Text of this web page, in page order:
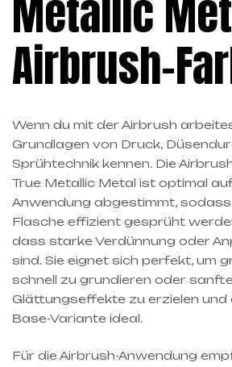
Metallic
Airbrush-
Wenn du mit der Airbrush
Grundlagen von Druck,
Sprühtechnik kennen. Die
True Metallic Metal ist optimal
Anwendung abgestimmt,
Flasche effizient gesprüht
dass starke Verdünnung oder
sind. Sie eignet sich perfekt, um
schnell zu grundieren oder sanfte
Glättungseffekte zu erzielen
Base-Variante ideal.
Für die Airbrush-Anwendung